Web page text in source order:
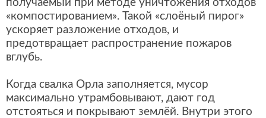
получаемый при методе уничтожения отходов
«компостированием». Такой «слоёный пирог»
ускоряет разложение отходов, и
предотвращает распространение пожаров
вглубь.
Когда свалка Орла заполняется, мусор
максимально утрамбовывают, дают год
отстояться и покрывают землёй. Внутри этого